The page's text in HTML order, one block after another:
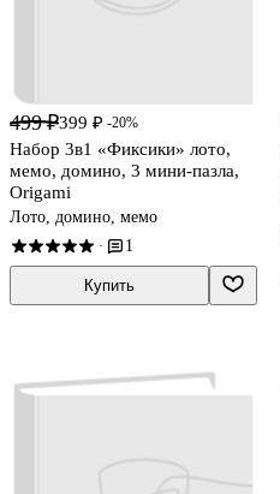
499 ₽399 ₽ -20%
Набор 3в1 «Фиксики» лото,
мемо, домино, 3 мини-пазла,
Origami
Лото, домино, мемо
· 1
Купить